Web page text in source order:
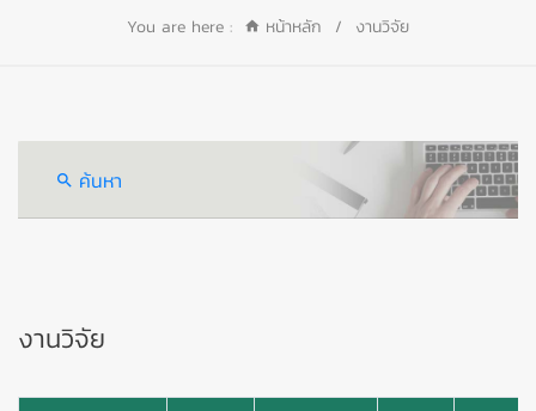
You are here : หน้าหลัก / งานวิจัย
ค้นหา
งานวิจัย